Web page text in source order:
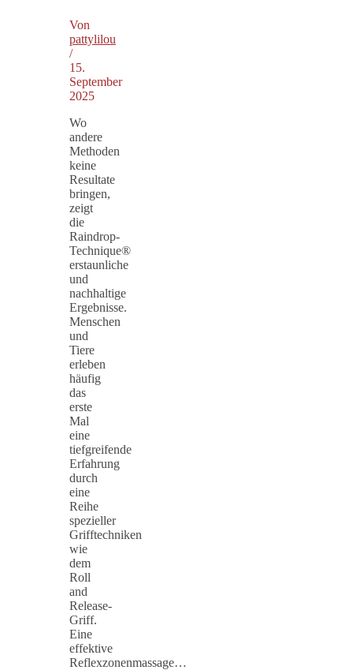
Von
pattylilou
/
15.
September
2025
Wo
andere
Methoden
keine
Resultate
bringen,
zeigt
die
Raindrop-
Technique®
erstaunliche
und
nachhaltige
Ergebnisse.
Menschen
und
Tiere
erleben
häufig
das
erste
Mal
eine
tiefgreifende
Erfahrung
durch
eine
Reihe
spezieller
Grifftechniken
wie
dem
Roll
and
Release-
Griff.
Eine
effektive
Reflexzonenmassage…